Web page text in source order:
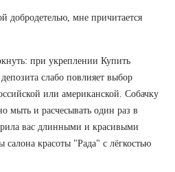
добродетелью, мне причитается
при укреплении Купить
слабо повлияет выбор
или американской. Собачку
мыть и расчесывать один раз в
вас длинными и красивыми
красоты "Рада" с лёгкостью